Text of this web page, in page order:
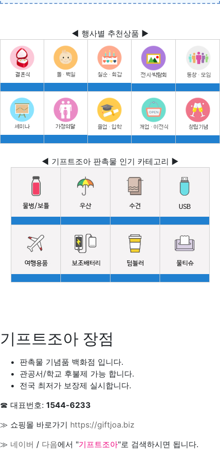
◀ 행사별 추천상품 ▶
◀ 기프트조아 판촉물 인기 카테고리 ▶
기프트조아 장점
판촉물 기념품 백화점 입니다.
관공서/학교 후불제 가능 합니다.
전국 최저가 보장제 실시합니다.
☎ 대표번호: 1544-6233
≫ 쇼핑몰 바로가기 https://giftjoa.biz
≫ 네이버 / 다음에서 "기프트조아"로 검색하시면 됩니다.